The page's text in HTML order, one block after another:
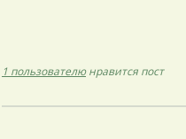
1 пользователюнравится пост